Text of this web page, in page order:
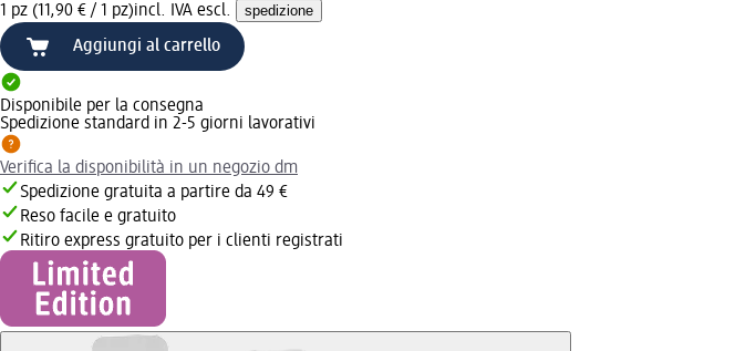
1 pz (11,90 € / 1 pz)incl. IVA escl. spedizione
Aggiungi al carrello
Disponibile per la consegna
Spedizione standard in 2-5 giorni lavorativi
Verifica la disponibilità in un negozio dm
Spedizione gratuita a partire da 49 €
Reso facile e gratuito
Ritiro express gratuito per i clienti registrati